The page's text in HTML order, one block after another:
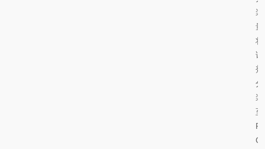
装
量
将
试
剂
分
装
至
P
C